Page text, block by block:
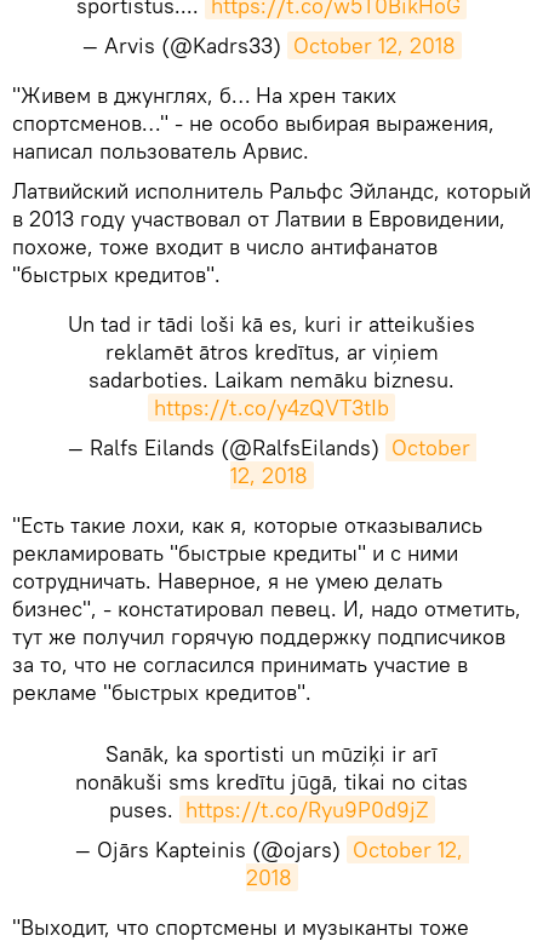
sportistus.... https://t.co/w5T0BikHoG
— Arvis (@Kadrs33) October 12, 2018
​"Живем в джунглях, б… На хрен таких
спортсменов…" - не особо выбирая выражения,
написал пользователь Арвис.
Латвийский исполнитель Ральфс Эйландс, который
в 2013 году участвовал от Латвии в Евровидении,
похоже, тоже входит в число антифанатов
"быстрых кредитов".
Un tad ir tādi loši kā es, kuri ir atteikušies
reklamēt ātros kredītus, ar viņiem
sadarboties. Laikam nemāku biznesu.
https://t.co/y4zQVT3tIb
— Ralfs Eilands (@RalfsEilands) October
12, 2018
​"Есть такие лохи, как я, которые отказывались
рекламировать "быстрые кредиты" и с ними
сотрудничать. Наверное, я не умею делать
бизнес", - констатировал певец. И, надо отметить,
тут же получил горячую поддержку подписчиков
за то, что не согласился принимать участие в
рекламе "быстрых кредитов".
Sanāk, ka sportisti un mūziķi ir arī
nonākuši sms kredītu jūgā, tikai no citas
puses. https://t.co/Ryu9P0d9jZ
— Ojārs Kapteinis (@ojars) October 12,
2018
​"Выходит, что спортсмены и музыканты тоже